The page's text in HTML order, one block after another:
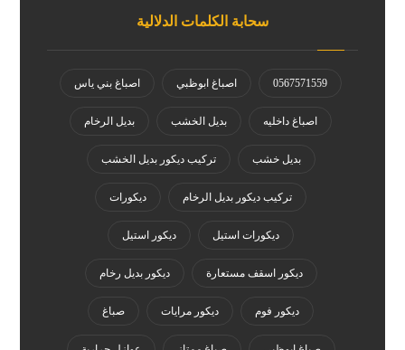
سحابة الكلمات الدلالية
0567571559 اصباغ ابوظبي اصباغ بني ياس
اصباغ داخليه بديل الخشب بديل الرخام
بديل خشب تركيب ديكور بديل الخشب
تركيب ديكور بديل الرخام ديكورات
ديكورات استيل ديكور استيل
ديكور اسقف مستعارة ديكور بديل رخام
ديكور فوم ديكور مرايات صباغ